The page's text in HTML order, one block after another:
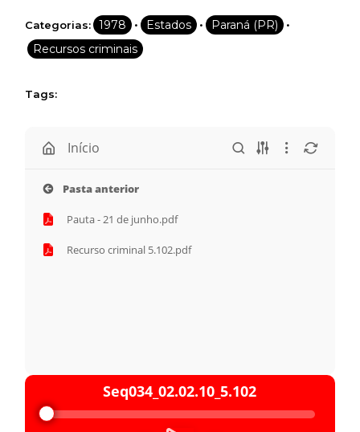
Categorias: 1978 • Estados • Paraná (PR) •
Recursos criminais
Tags:
Início
Pasta anterior
Pauta - 21 de junho.pdf
Recurso criminal 5.102.pdf
Tocador
áudio
Seq034_02.02.10_5.102